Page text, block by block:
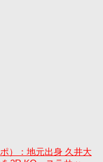
）：地元出身 久井大